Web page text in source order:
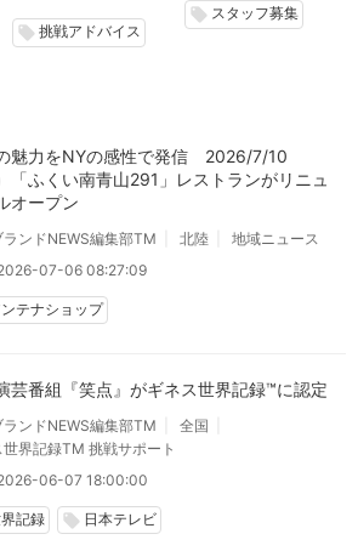
local_offer 挑戦アドバイス
local_offer スタッフ募集
魅力をNYの感性で発信 2026/7/10
「ふくい南青山291」レストランがリニュ
オープン
ランドNEWS編集部TM 北陸
地域ニュース
07-06 08:27:09
テナショップ
芸番組『笑点』がギネス世界記録™に認定
ランドNEWS編集部TM
全国
世界記録TM 挑戦サポート
06-07 18:00:00
記録 local_offer 日本テレビ